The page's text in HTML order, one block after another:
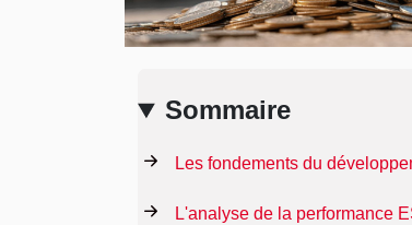
Sommaire
Les fondements du
L'analyse de la performance